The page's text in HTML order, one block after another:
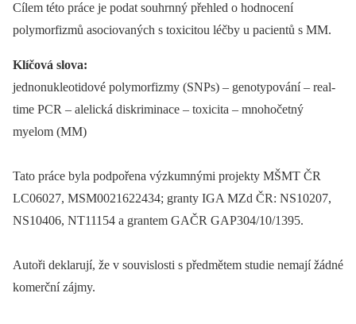
Cílem této práce je podat souhrnný přehled o hodnocení
polymorfizmů asociovaných s toxicitou léčby u pacientů s MM.
Klíčová slova:
jednonukleotidové polymorfizmy (SNPs) –⁠ genotypování –⁠ real-
time PCR –⁠ alelická diskriminace –⁠ toxicita –⁠ mnohočetný
myelom (MM)
Tato práce byla podpořena výzkumnými projekty MŠMT ČR
LC06027, MSM0021622434; granty IGA MZd ČR: NS10207,
NS10406, NT11154 a grantem GAČR GAP304/10/1395.
Autoři deklarují, že v souvislosti s předmětem studie nemají žádné
komerční zájmy.